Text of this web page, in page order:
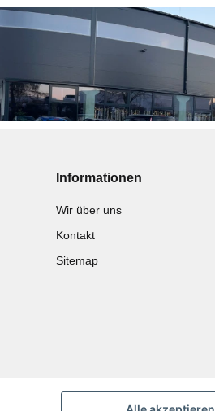
Informationen
Wir über uns
Kontakt
Sitemap